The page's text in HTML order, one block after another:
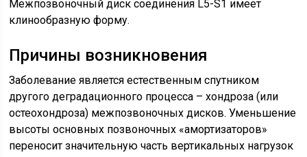
Межпозвоночный диск соединения L5-S1 имеет
клинообразную форму.
Причины возникновения
Заболевание является естественным спутником
другого деградационного процесса – хондроза (или
остеохондроза) межпозвоночных дисков. Уменьшение
высоты основных позвоночных «амортизаторов»
переносит значительную часть вертикальных нагрузок